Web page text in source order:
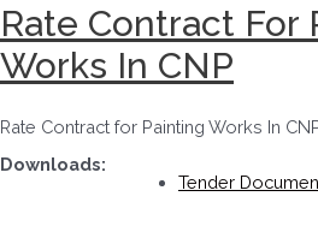
Rate Contract For
Works In CNP
Rate Contract for Painting Works In
Downloads:
Tender